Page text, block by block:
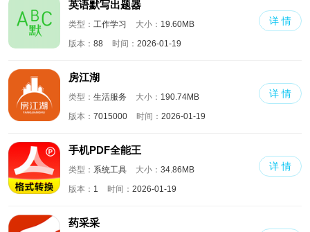
英语默写出题器
类型： 工作学习 大小： 19.60MB
版本： 88 时间： 2026-01-19
详 情
房江湖
类型： 生活服务 大小： 190.74MB
版本： 7015000 时间： 2026-01-19
详 情
手机PDF全能王
类型： 系统工具 大小： 34.86MB
版本： 1 时间： 2026-01-19
详 情
药采采